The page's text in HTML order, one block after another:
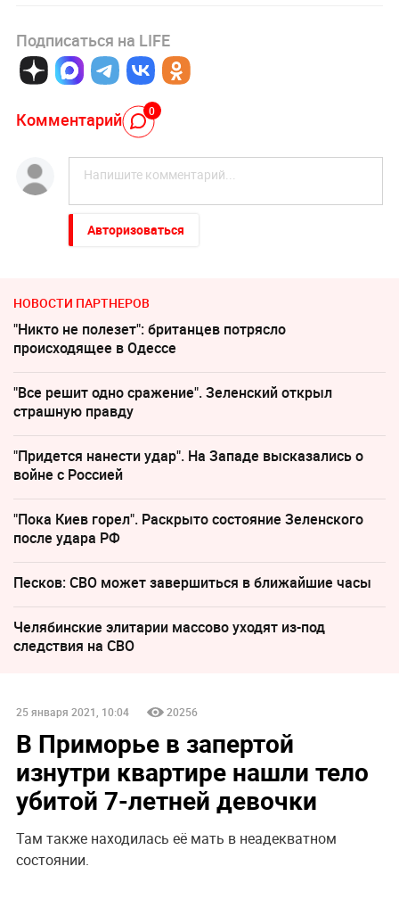
Подписаться на LIFE
Комментарий 0
Авторизоваться
НОВОСТИ ПАРТНЕРОВ
"Никто не полезет": британцев потрясло
происходящее в Одессе
"Все решит одно сражение". Зеленский открыл
страшную правду
"Придется нанести удар". На Западе высказались о
войне с Россией
"Пока Киев горел". Раскрыто состояние Зеленского
после удара РФ
Песков: СВО может завершиться в ближайшие часы
Челябинские элитарии массово уходят из-под
следствия на СВО
25 января 2021, 10:04 20256
В Приморье в запертой
изнутри квартире нашли тело
убитой 7-летней девочки
Там также находилась её мать в неадекватном
состоянии.